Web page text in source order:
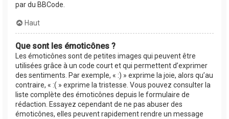
par du BBCode.
Haut
Que sont les émoticônes ?
Les émoticônes sont de petites images qui peuvent être
utilisées grâce à un code court et qui permettent d’exprimer
des sentiments. Par exemple, « :) » exprime la joie, alors qu’au
contraire, « :( » exprime la tristesse. Vous pouvez consulter la
liste complète des émoticônes depuis le formulaire de
rédaction. Essayez cependant de ne pas abuser des
émoticônes, elles peuvent rapidement rendre un message